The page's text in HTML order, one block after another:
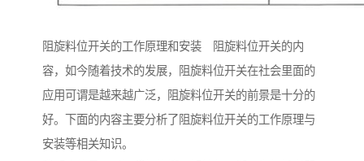
阻旋料位开关的工作原理和安装 阻旋料位开关的内
容，如今随着技术的发展，阻旋料位开关在社会里面的
应用可谓是越来越广泛，阻旋料位开关的前景是十分的
好。下面的内容主要分析了阻旋料位开关的工作原理与
安装等相关知识。